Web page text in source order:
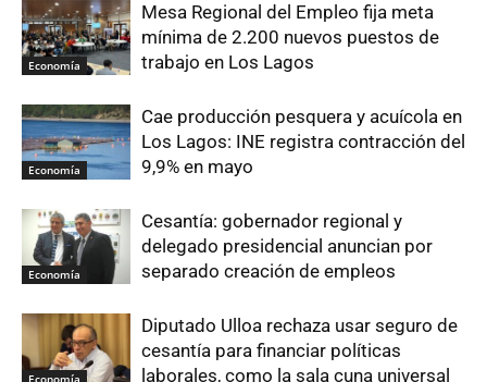
Economía
Mesa Regional del Empleo fija meta
mínima de 2.200 nuevos puestos de
trabajo en Los Lagos
Economía
Cae producción pesquera y acuícola en
Los Lagos: INE registra contracción del
9,9% en mayo
Economía
Cesantía: gobernador regional y
delegado presidencial anuncian por
separado creación de empleos
Diputado Ulloa rechaza usar seguro de
cesantía para financiar políticas
laborales, como la sala cuna universal